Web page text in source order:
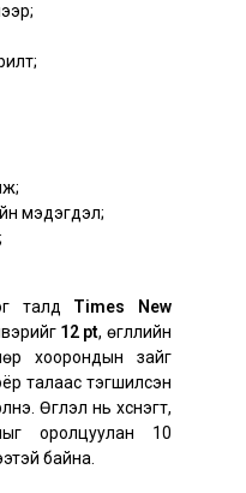
мэдэгдэл;
талд Times New
12 pt, өгүүллийн
хоорондын зайг
талаас тэгшилсэн
Өгүүлэл нь хүснэгт,
оролцуулан 10
байна.